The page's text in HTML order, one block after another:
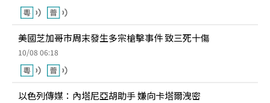
美國芝加哥市周末發生多宗槍擊事件 致三死十傷
10/08 06:18
以色列傳媒：內塔尼亞胡助手 嫌向卡塔爾洩密